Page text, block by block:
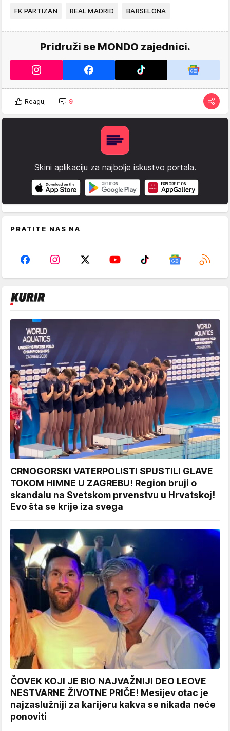
FK PARTIZAN REAL MADRID BARSELONA
Pridruži se MONDO zajednici.
Reaguj 9
Skini aplikaciju za najbolje iskustvo portala.
PRATITE NAS NA
CRNOGORSKI VATERPOLISTI SPUSTILI GLAVE
TOKOM HIMNE U ZAGREBU! Region bruji o
skandalu na Svetskom prvenstvu u Hrvatskoj!
Evo šta se krije iza svega
ČOVEK KOJI JE BIO NAJVAŽNIJI DEO LEOVE
NESTVARNE ŽIVOTNE PRIČE! Mesijev otac je
najzaslužniji za karijeru kakva se nikada neće
ponoviti